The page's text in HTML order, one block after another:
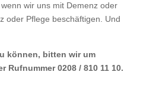
wir uns mit Demenz oder
oder Pflege beschäftigen. Und
können, bitten wir um
Rufnummer 0208 / 810 11 10.